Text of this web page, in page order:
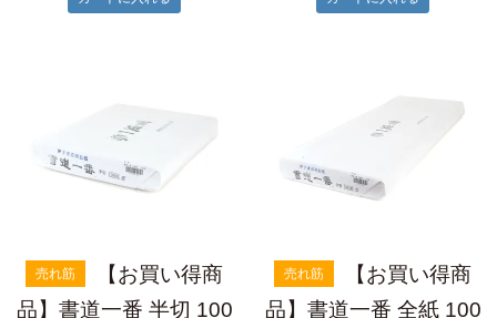
売れ筋
【お買い得商
品】書道一番 半切 100
売れ筋
【お買い得商
品】書道一番 全紙 100